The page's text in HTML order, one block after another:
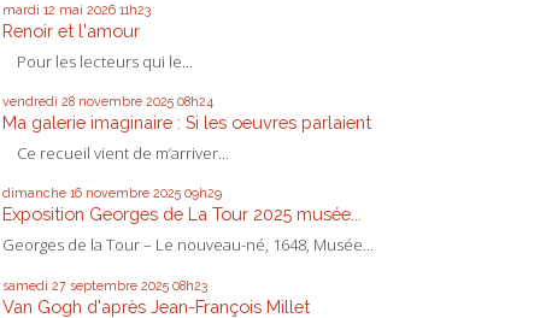
mardi 12 mai 2026 11h23
Renoir et l'amour
Pour les lecteurs qui le...
vendredi 28 novembre 2025 08h24
Ma galerie imaginaire : Si les oeuvres parlaient
Ce recueil vient de m’arriver...
dimanche 16 novembre 2025 09h29
Exposition Georges de La Tour 2025 musée...
Georges de la Tour – Le nouveau-né, 1648, Musée...
samedi 27 septembre 2025 08h23
Van Gogh d'après Jean-François Millet